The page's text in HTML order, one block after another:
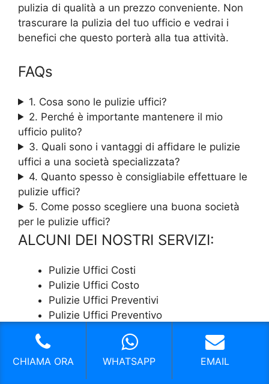
pulizia di qualità a un prezzo conveniente. Non
trascurare la pulizia del tuo ufficio e vedrai i
benefici che questo porterà alla tua attività.
FAQs
1. Cosa sono le pulizie uffici?
2. Perché è importante mantenere il mio
ufficio pulito?
3. Quali sono i vantaggi di affidare le pulizie
uffici a una società specializzata?
4. Quanto spesso è consigliabile effettuare le
pulizie uffici?
5. Come posso scegliere una buona società
per le pulizie uffici?
ALCUNI DEI NOSTRI SERVIZI:
Pulizie Uffici Costi
Pulizie Uffici Costo
Pulizie Uffici Preventivi
Pulizie Uffici Preventivo
Pulizie Uffici Prezzo
Pulizie Uffici Quanto Costa
CHIAMA ORA WHATSAPP EMAIL